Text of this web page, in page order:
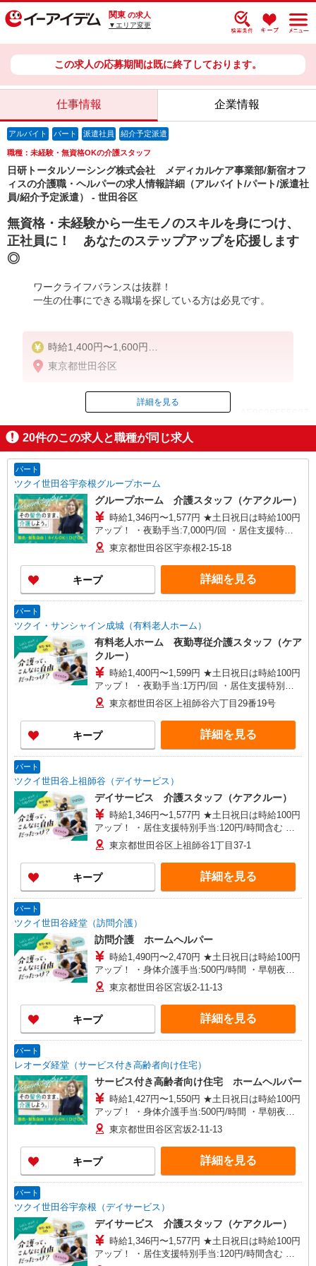
関東 の求人
▼エリア変更
この求人の応募期間は既に終了しております。
仕事情報 企業情報
アルバイト パート 派遣社員 紹介予定派遣
職種：未経験・無資格OKの介護スタッフ
日研トータルソーシング株式会社 メディカルケア事業部/新宿オフ
ィスの介護職・ヘルパーの求人情報詳細（アルバイト/パート/派遣社
員/紹介予定派遣） - 世田谷区
無資格・未経験から一生モノのスキルを身につけ、
正社員に！ あなたのステップアップを応援します
◎
ワークライフバランスは抜群！
一生の仕事にできる職場を探している方は必見です。
時給1,400円〜1,600円
★週払いOK（規定あり）
東京都世田谷区
ID：AE0626555627
掲載期間終了
詳細を見る
20件のこの求人と職種が同じ求人
パート
ツクイ世田谷宇奈根グループホーム
グループホーム 介護スタッフ（ケアクルー）
時給1,346円〜1,577円 ★土日祝日は時給100円
アップ！ ・夜勤手当:7,000円/回 ・居住支援特別
手当:120円/時間含む ※給与幅は資格・経験等によ
る
東京都世田谷区宇奈根2-15-18
キープ 詳細を見る
パート
ツクイ・サンシャイン成城（有料老人ホーム）
有料老人ホーム 夜勤専従介護スタッフ（ケア
クルー）
時給1,400円〜1,599円 ★土日祝日は時給100円
アップ！ ・夜勤手当:1万円/回 ・居住支援特別手
当:120円/時給含む ※給与幅は資格・経験等による
東京都世田谷区上祖師谷六丁目29番19号
キープ 詳細を見る
パート
ツクイ世田谷上祖師谷（デイサービス）
デイサービス 介護スタッフ（ケアクルー）
時給1,346円〜1,577円 ★土日祝日は時給100円
アップ！ ・居住支援特別手当:120円/時間含む ※
給与幅は資格・経験等による
東京都世田谷区上祖師谷1丁目37-1
キープ 詳細を見る
パート
ツクイ世田谷経堂（訪問介護）
訪問介護 ホームヘルパー
時給1,490円〜2,470円 ★土日祝日は時給100円
アップ！ ・身体介護手当:500円/時間 ・早朝夜間
深夜手当:300円/時間 （18:00〜翌07:59の時間
帯） ・ICT手当:2,000円/月 ・深夜割増は別途支給
・ケア→ケアの移動時間も賃金（時給）を支給 ・
居住支援特別手当:120円/時間含む ※給与幅は資
格・経験等による
東京都世田谷区宮坂2-11-13
キープ 詳細を見る
パート
レオーダ経堂（サービス付き高齢者向け住宅）
サービス付き高齢者向け住宅 ホームヘルパー
時給1,427円〜1,550円 ★土日祝日は時給100円
アップ！ ・身体介護手当:500円/時間 ・早朝夜間
深夜手当:300円/時間 （18:00〜翌07:59の時間
帯） ・ICT手当:2,000円/月 ・深夜割増は別途支給
・ケア→ケアの移動時間も賃金（時給）を支給 ・
居住支援特別手当:120円/時給含む ※給与幅は資
格・経験等による
東京都世田谷区宮坂2-11-13
キープ 詳細を見る
パート
ツクイ世田谷宇奈根（デイサービス）
デイサービス 介護スタッフ（ケアクルー）
時給1,346円〜1,577円 ★土日祝日は時給100円
アップ！ ・居住支援特別手当:120円/時間含む ※